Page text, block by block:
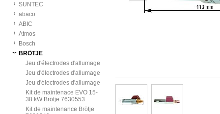
SUNTEC
abaco
ABIC
Atmos
Bosch
BRÖTJE
Jeu d'électrodes d'allumage
Jeu d'électrodes d'allumage
Jeu d'électrodes d'allumage
Kit de maintenace EVO 15-
38 kW Brötje 7630553
Kit de maintenance Brötje